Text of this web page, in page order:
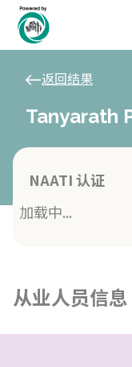
返回结果
Tanyarath
NAATI 认证
加载中...
从业人员信息